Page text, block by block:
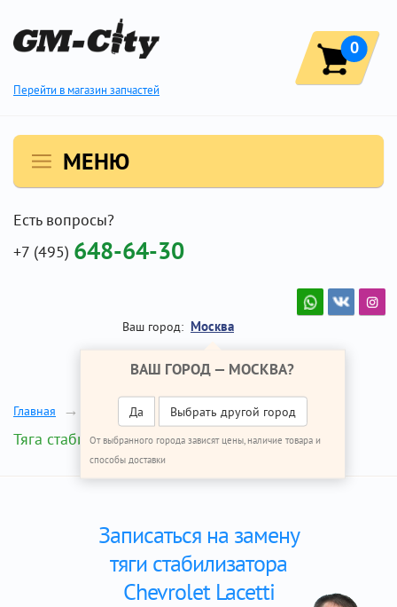
Перейти в магазин запчастей
0
МЕНЮ
Есть вопросы?
+7 (495) 648-64-30
Ваш город: Москва
ВАШ ГОРОД — МОСКВА?
Да Выбрать другой город
От выбранного города зависят цены, наличие товара и
способы доставки
Главная Ремонт Шевроле Лачетти
Тяга стабилизатора
Записаться на замену
тяги стабилизатора
Chevrolet Lacetti